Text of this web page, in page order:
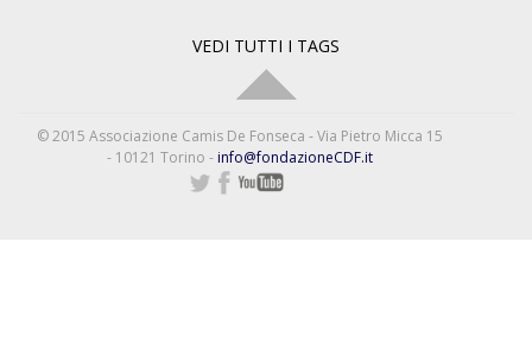
VEDI TUTTI I TAGS
© 2015 Associazione Camis De Fonseca - Via Pietro Micca 15
- 10121 Torino - info@fondazioneCDF.it